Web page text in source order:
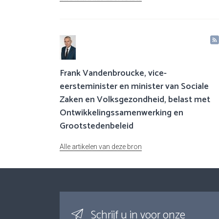
Frank Vandenbroucke, vice-
eersteminister en minister van Sociale
Zaken en Volksgezondheid, belast met
Ontwikkelingssamenwerking en
Grootstedenbeleid
Alle artikelen van deze bron